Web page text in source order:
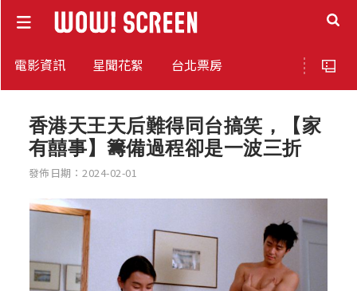
電影資訊 星聞花絮 台北票房
香港天王天后難得同台搞笑，【家
有囍事】籌備過程卻是一波三折
發佈日期：2024-02-01